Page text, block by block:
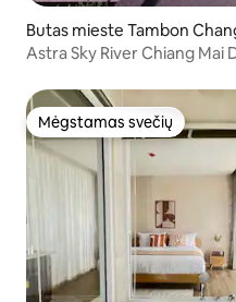
Butas mieste Tambon
Astra Sky River Chiang
Room/Gymium/Gym/
Mėgstamas svečių
Mėgstamas svečių